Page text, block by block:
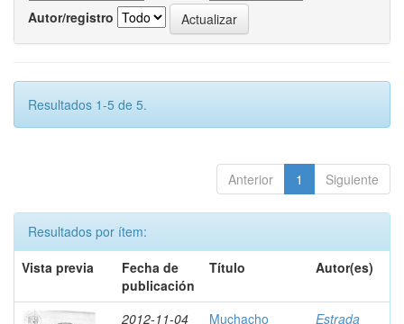
Autor/registro
Resultados 1-5 de 5.
Anterior 1 Siguiente
Resultados por ítem:
Vista previa
Fecha de
publicación
Título Autor(es)
2012-11-04
Muchacho
Estrada